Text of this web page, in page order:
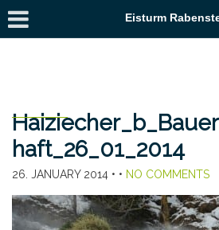
Eisturm
haft_26_01_2014
26. JANUARY 2014 • • NO COMMENTS